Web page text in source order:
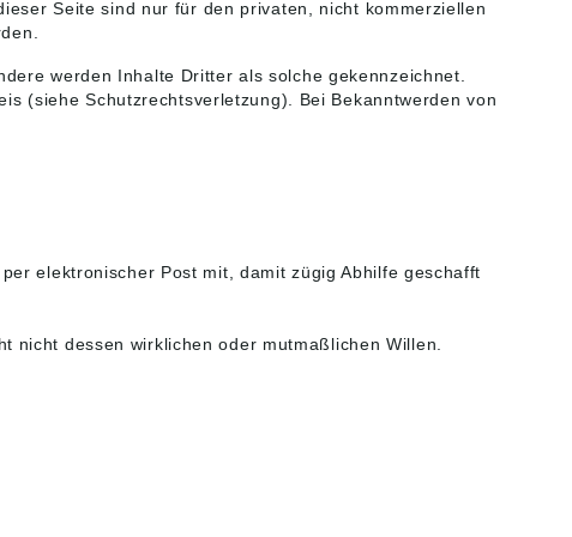
Seite sind nur für den privaten, nicht kommerziellen
werden Inhalte Dritter als solche gekennzeichnet.
(siehe Schutzrechtsverletzung). Bei Bekanntwerden von
elektronischer Post mit, damit zügig Abhilfe geschafft
nicht dessen wirklichen oder mutmaßlichen Willen.